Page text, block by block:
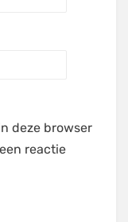
deze browser
reactie